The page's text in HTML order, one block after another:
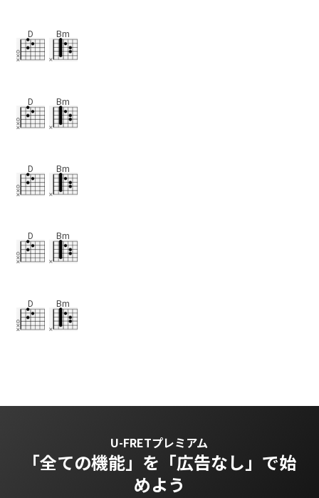
D Bm
D Bm
D Bm
D Bm
D Bm
U-FRETプレミアム
「全ての機能」を 「広告なし」で始
めよう